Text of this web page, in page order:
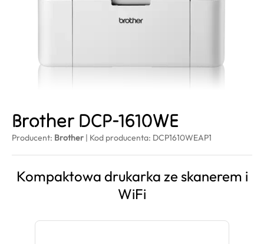
Brother DCP-1610WE
Producent: Brother | Kod producenta: DCP1610WEAP1
Kompaktowa drukarka ze skanerem i
WiFi